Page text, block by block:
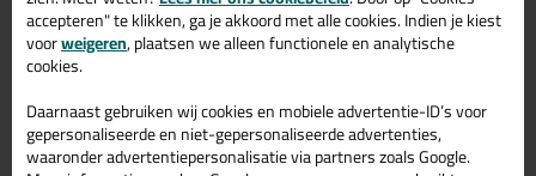
vandaag nog! Op voorraad en op werkdagen besteld = morgen in
huis.
Wil je meer weten over de toepassing en kenmerken van dit
product? Lees alles over dit product >
Tips & tricks voor Ottoseal S125
accepteren" te klikken, ga je akkoord met alle cookies. Indien je kiest
voorweigeren, plaatsen we alleen functionele en analytische
cookies.
Daarnaast gebruiken wij cookies en mobiele advertentie-ID’s voor
gepersonaliseerde en niet-gepersonaliseerde advertenties,
waaronder advertentiepersonalisatie via partners zoals Google.